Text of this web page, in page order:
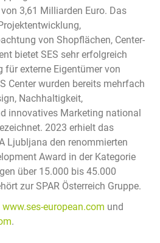
3,61 Milliarden Euro. Das
von Shopflächen, Center-
bietet SES sehr erfolgreich
für externe Eigentümer von
Center wurden bereits mehrfach
Nachhaltigkeit,
innovatives Marketing national
2023 erhielt das
Ljubljana den renommierten
Award in der Kategorie
über 15.000 bis 45.000
zur SPAR Österreich Gruppe.
www.ses-european.com und
.